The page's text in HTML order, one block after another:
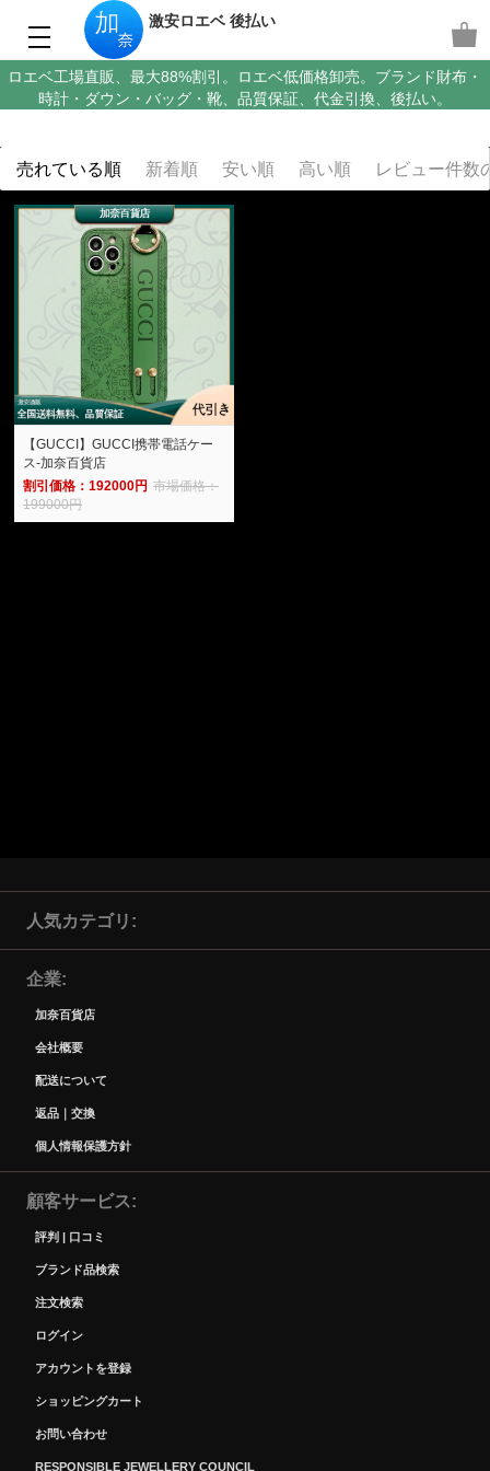
激安ロエベ 後払い
ロエベ工場直販、最大88%割引。ロエベ低価格卸売。ブランド財布・
時計・ダウン・バッグ・靴、品質保証、代金引換、後払い。
売れている順 新着順 安い順 高い順 レビュー件数
【GUCCI】GUCCI携帯電話ケー
ス-加奈百貨店
割引価格：192000円 市場価格：
199000円
人気カテゴリ
企業
加奈百貨店
会社概要
配送について
返品｜交換
個人情報保護方針
顧客サービス
評判 | 口コミ
ブランド品検索
注文検索
ログイン
アカウントを登録
ショッピングカート
お問い合わせ
RESPONSIBLE JEWELLERY COUNCIL